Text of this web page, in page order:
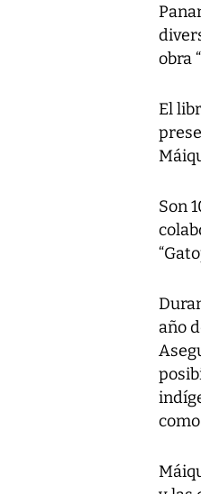
obra
El
Son
año
como